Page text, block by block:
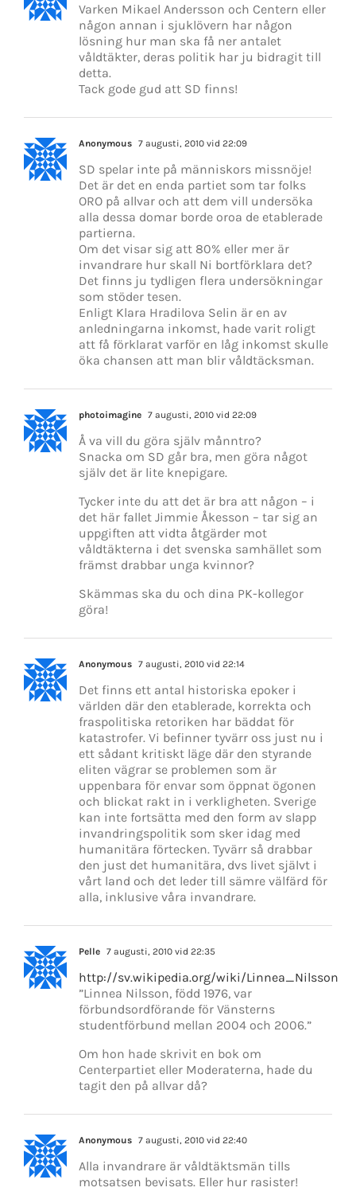
Varken Mikael Andersson och Centern eller
någon annan i sjuklövern har någon
lösning hur man ska få ner antalet
våldtäkter, deras politik har ju bidragit till
detta.
Tack gode gud att SD finns!
Anonymous 7 augusti, 2010 vid 22:09
SD spelar inte på människors missnöje!
Det är det en enda partiet som tar folks
ORO på allvar och att dem vill undersöka
alla dessa domar borde oroa de etablerade
partierna.
Om det visar sig att 80% eller mer är
invandrare hur skall Ni bortförklara det?
Det finns ju tydligen flera undersökningar
som stöder tesen.
Enligt Klara Hradilova Selin är en av
anledningarna inkomst, hade varit roligt
att få förklarat varför en låg inkomst skulle
öka chansen att man blir våldtäcksman.
photoimagine 7 augusti, 2010 vid 22:09
Å va vill du göra själv månntro?
Snacka om SD går bra, men göra något
själv det är lite knepigare.
Tycker inte du att det är bra att någon – i
det här fallet Jimmie Åkesson – tar sig an
uppgiften att vidta åtgärder mot
våldtäkterna i det svenska samhället som
främst drabbar unga kvinnor?
Skämmas ska du och dina PK-kollegor
göra!
Anonymous 7 augusti, 2010 vid 22:14
Det finns ett antal historiska epoker i
världen där den etablerade, korrekta och
fraspolitiska retoriken har bäddat för
katastrofer. Vi befinner tyvärr oss just nu i
ett sådant kritiskt läge där den styrande
eliten vägrar se problemen som är
uppenbara för envar som öppnat ögonen
och blickat rakt in i verkligheten. Sverige
kan inte fortsätta med den form av slapp
invandringspolitik som sker idag med
humanitära förtecken. Tyvärr så drabbar
den just det humanitära, dvs livet självt i
vårt land och det leder till sämre välfärd för
alla, inklusive våra invandrare.
Pelle 7 augusti, 2010 vid 22:35
http://sv.wikipedia.org/wiki/Linnea_Nilsson
”Linnea Nilsson, född 1976, var
förbundsordförande för Vänsterns
studentförbund mellan 2004 och 2006.”
Om hon hade skrivit en bok om
Centerpartiet eller Moderaterna, hade du
tagit den på allvar då?
Anonymous 7 augusti, 2010 vid 22:40
Alla invandrare är våldtäktsmän tills
motsatsen bevisats. Eller hur rasister!